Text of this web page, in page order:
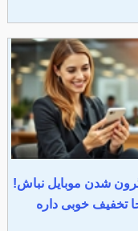
شدن موبایل نباش!
تخفیف خوبی داره